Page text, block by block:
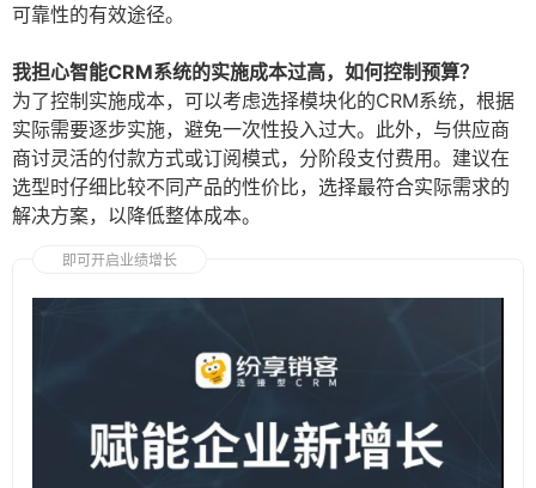
可靠性的有效途径。
我担心智能CRM系统的实施成本过高，如何控制预算？
为了控制实施成本，可以考虑选择模块化的CRM系统，根据
实际需要逐步实施，避免一次性投入过大。此外，与供应商
商讨灵活的付款方式或订阅模式，分阶段支付费用。建议在
选型时仔细比较不同产品的性价比，选择最符合实际需求的
解决方案，以降低整体成本。
即可开启业绩增长